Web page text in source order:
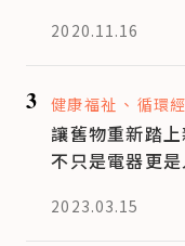
2020.11.16
3 健康福祉 循環
讓舊物重新踏
不只是電器更
2023.03.15